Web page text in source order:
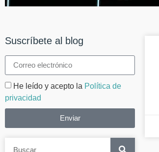
Suscríbete al blog
He leído y acepto la Política de
privacidad
Enviar